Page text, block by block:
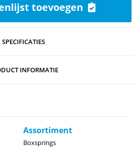
toevoegen
SPECIFICATIES
INFORMATIE
Assortiment
Boxsprings